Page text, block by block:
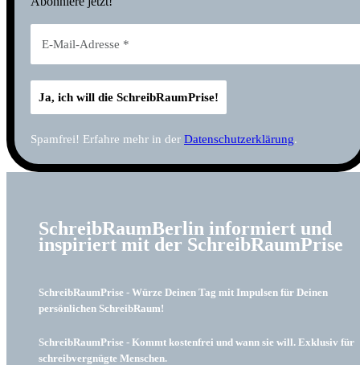
Spamfrei! Erfahre mehr in der Datenschutzerklärung.
SchreibRaumBerlin informiert und
inspiriert mit der SchreibRaumPrise
SchreibRaumPrise - Würze Deinen Tag mit Impulsen für Deinen
persönlichen SchreibRaum!
SchreibRaumPrise - Kommt kostenfrei und wann sie will. Exklusiv für
schreibvergnügte Menschen.